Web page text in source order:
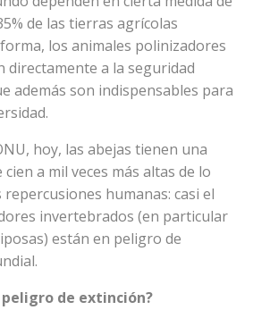
de las tierras agrícolas
los animales polinizadores
directamente a la seguridad
además son indispensables para
hoy, las abejas tienen una
a mil veces más altas de lo
humanas: casi el
invertebrados (en particular
están en peligro de
de extinción?